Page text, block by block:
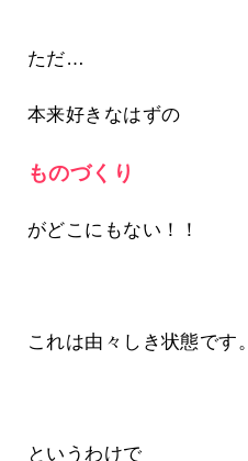
ただ…
本来好きなはずの
ものづくり
がどこにもない！！
これは由々しき状態です。
というわけで